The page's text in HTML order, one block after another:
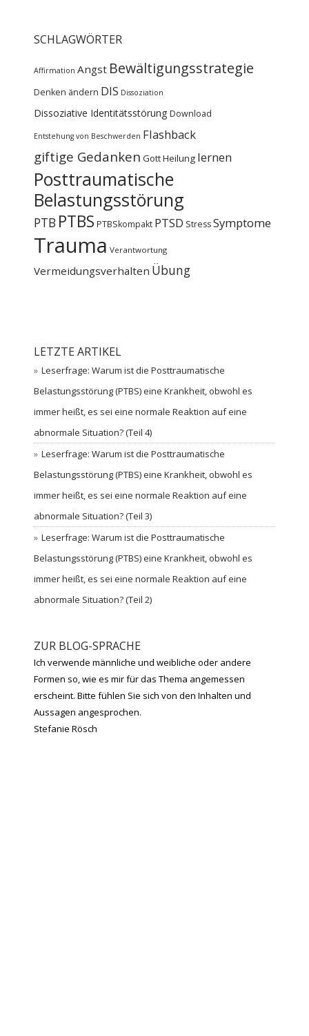
SCHLAGWÖRTER
Affirmation Angst Bewältigungsstrategie
Denken ändern DIS Dissoziation
Dissoziative Identitätsstörung Download
Entstehung von Beschwerden Flashback
giftige Gedanken GottHeilung lernen
Posttraumatische
Belastungsstörung
PTB PTBS PTBSkompakt PTSD StressSymptome
Trauma Verantwortung
Vermeidungsverhalten Übung
LETZTE ARTIKEL
Leserfrage: Warum ist die Posttraumatische
Belastungsstörung (PTBS) eine Krankheit, obwohl es
immer heißt, es sei eine normale Reaktion auf eine
abnormale Situation? (Teil 4)
Leserfrage: Warum ist die Posttraumatische
Belastungsstörung (PTBS) eine Krankheit, obwohl es
immer heißt, es sei eine normale Reaktion auf eine
abnormale Situation? (Teil 3)
Leserfrage: Warum ist die Posttraumatische
Belastungsstörung (PTBS) eine Krankheit, obwohl es
immer heißt, es sei eine normale Reaktion auf eine
abnormale Situation? (Teil 2)
ZUR BLOG-SPRACHE
Ich verwende männliche und weibliche oder andere
Formen so, wie es mir für das Thema angemessen
erscheint. Bitte fühlen Sie sich von den Inhalten und
Aussagen angesprochen.
Stefanie Rösch